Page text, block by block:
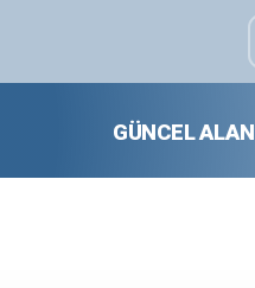
GÜNCEL ALAN